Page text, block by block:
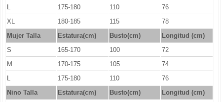
L
175-180 110
76
XL
180-185 115
78
Mujer Talla
Estatura(cm) Busto(cm)
Longitud (cm)
S
165-170 100
72
M
170-175 105
74
L
175-180 110
76
Nino Talla
Estatura(cm) Busto(cm)
Longitud (cm)